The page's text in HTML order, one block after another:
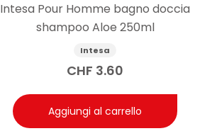
Intesa Pour Homme bagno doccia
shampoo Aloe 250ml
Intesa
CHF 3.60
Aggiungi al carrello